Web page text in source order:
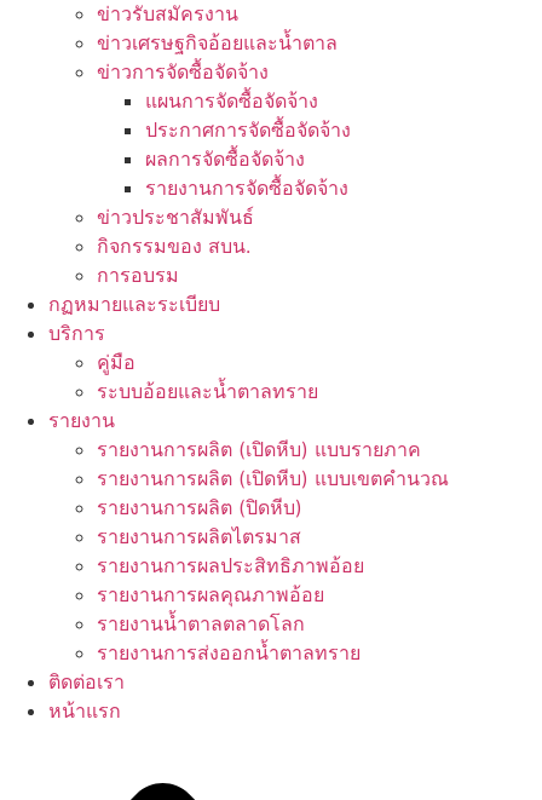
ข่าวรับสมัครงาน
ข่าวเศรษฐกิจอ้อยและน้ำตาล
ข่าวการจัดซื้อจัดจ้าง
แผนการจัดซื้อจัดจ้าง
ประกาศการจัดซื้อจัดจ้าง
ผลการจัดซื้อจัดจ้าง
รายงานการจัดซื้อจัดจ้าง
ข่าวประชาสัมพันธ์
กิจกรรมของ สบน.
การอบรม
กฏหมายและระเบียบ
บริการ
คู่มือ
ระบบอ้อยและน้ำตาลทราย
รายงาน
รายงานการผลิต (เปิดหีบ) แบบรายภาค
รายงานการผลิต (เปิดหีบ) แบบเขตคำนวณ
รายงานการผลิต (ปิดหีบ)
รายงานการผลิตไตรมาส
รายงานการผลประสิทธิภาพอ้อย
รายงานการผลคุณภาพอ้อย
รายงานน้ำตาลตลาดโลก
รายงานการส่งออกน้ำตาลทราย
ติดต่อเรา
หน้าแรก